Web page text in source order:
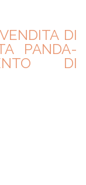
DI
PANDA-
DI